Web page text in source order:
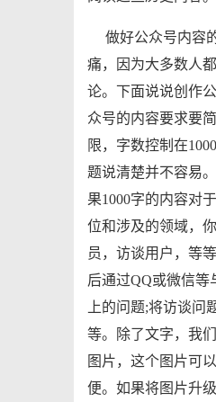
做好公众号内容
痛，因为大多数人
论。下面说说创作
众号的内容要求要
限，字数控制在
题说清楚并不容易
果1000字的内容对
位和涉及的领域，
员，访谈用户，等
后通过QQ或微信等
上的问题;将访谈
等。除了文字，我
图片，这个图片可
便。如果将图片升